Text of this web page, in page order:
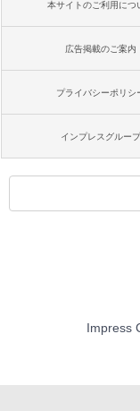
本サイトのご利用につ
広告掲載のご案内
プライバシーポリシ
インプレスグループ
Impress